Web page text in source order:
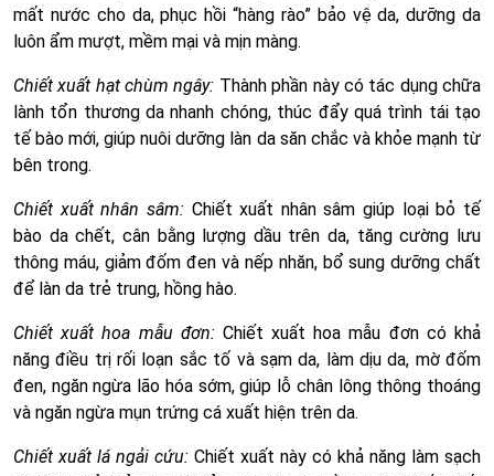
mất nước cho da, phục hồi “hàng rào” bảo vệ da, dưỡng da
luôn ẩm mượt, mềm mại và mịn màng.
Chiết xuất hạt chùm ngây: Thành phần này có tác dụng chữa
lành tổn thương da nhanh chóng, thúc đẩy quá trình tái tạo
tế bào mới, giúp nuôi dưỡng làn da săn chắc và khỏe mạnh từ
bên trong.
Chiết xuất nhân sâm:Chiết xuất nhân sâm giúp loại bỏ tế
bào da chết, cân bằng lượng dầu trên da, tăng cường lưu
thông máu, giảm đốm đen và nếp nhăn, bổ sung dưỡng chất
để làn da trẻ trung, hồng hào.
Chiết xuất hoa mẫu đơn:Chiết xuất hoa mẫu đơn có khả
năng điều trị rối loạn sắc tố và sạm da, làm dịu da, mờ đốm
đen, ngăn ngừa lão hóa sớm, giúp lỗ chân lông thông thoáng
và ngăn ngừa mụn trứng cá xuất hiện trên da.
Chiết xuất lá ngải cứu: Chiết xuất này có khả năng làm sạch